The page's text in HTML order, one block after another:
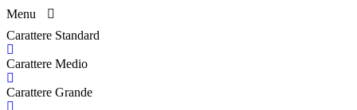
Menu
Carattere Standard
Carattere Medio
Carattere Grande